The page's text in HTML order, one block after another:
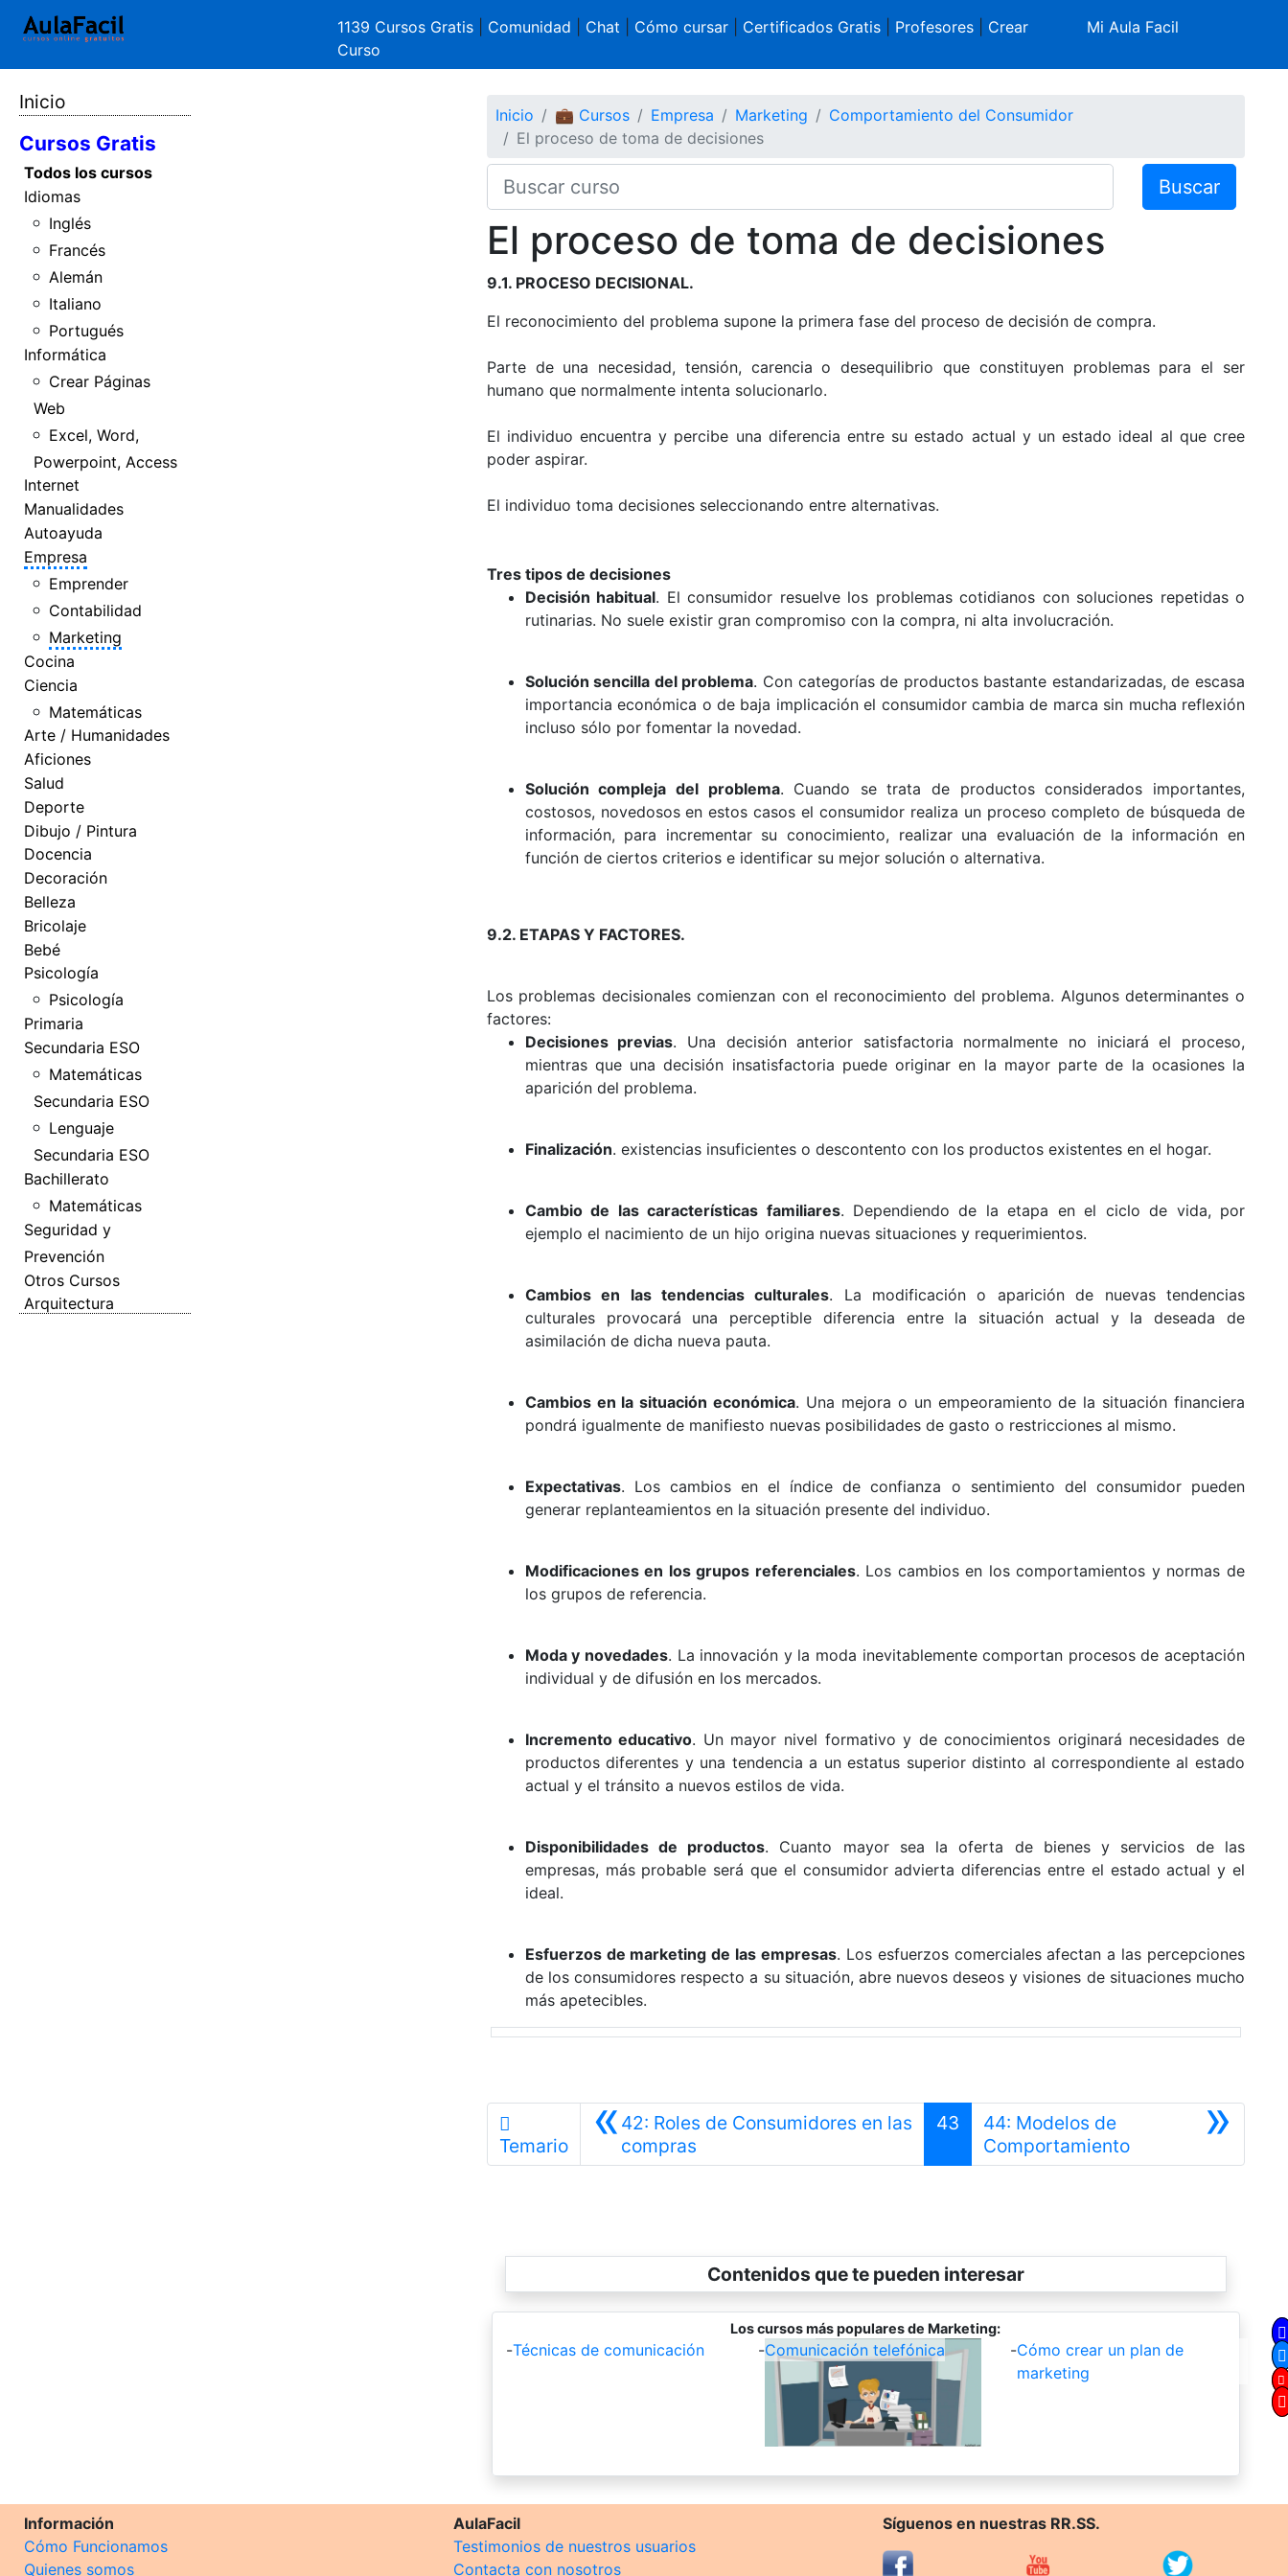
1139 Cursos Gratis Comunidad Chat Cómo cursar| Certificados Gratis| Profesores| Crear
Curso
Mi Aula Facil
Inicio
Cursos Gratis
Todos los cursos
Idiomas
Inglés
Francés
Alemán
Italiano
Portugués
Informática
Crear Páginas
Web
Excel, Word,
Powerpoint, Access
Internet
Manualidades
Autoayuda
Empresa
Emprender
Contabilidad
Marketing
Cocina
Ciencia
Matemáticas
Arte / Humanidades
Aficiones
Salud
Deporte
Dibujo / Pintura
Docencia
Decoración
Belleza
Bricolaje
Bebé
Psicología
Psicología
Primaria
Secundaria ESO
Matemáticas
Secundaria ESO
Lenguaje
Secundaria ESO
Bachillerato
Matemáticas
Seguridad y
Prevención
Otros Cursos
Arquitectura
Inicio 💼 Cursos Empresa Marketing
Comportamiento del Consumidor
El proceso de toma de decisiones
Buscar
El proceso de toma de decisiones
9.1. PROCESO DECISIONAL.
El reconocimiento del problema supone la primera fase del proceso de decisión de compra.
Parte de una necesidad, tensión, carencia o desequilibrio que constituyen problemas para el ser
humano que normalmente intenta solucionarlo.
El individuo encuentra y percibe una diferencia entre su estado actual y un estado ideal al que cree
poder aspirar.
El individuo toma decisiones seleccionando entre alternativas.
Tres tipos de decisiones
Decisión habitual. El consumidor resuelve los problemas cotidianos con soluciones repetidas o
rutinarias. No suele existir gran compromiso con la compra, ni alta involucración.
Solución sencilla del problema. Con categorías de productos bastante estandarizadas, de escasa
importancia económica o de baja implicación el consumidor cambia de marca sin mucha reflexión
incluso sólo por fomentar la novedad.
Solución compleja del problema. Cuando se trata de productos considerados importantes,
costosos, novedosos en estos casos el consumidor realiza un proceso completo de búsqueda de
información, para incrementar su conocimiento, realizar una evaluación de la información en
función de ciertos criterios e identificar su mejor solución o alternativa.
9.2. ETAPAS Y FACTORES.
Los problemas decisionales comienzan con el reconocimiento del problema. Algunos determinantes o
factores:
Decisiones previas. Una decisión anterior satisfactoria normalmente no iniciará el proceso,
mientras que una decisión insatisfactoria puede originar en la mayor parte de la ocasiones la
aparición del problema.
Finalización. existencias insuficientes o descontento con los productos existentes en el hogar.
Cambio de las características familiares. Dependiendo de la etapa en el ciclo de vida, por
ejemplo el nacimiento de un hijo origina nuevas situaciones y requerimientos.
Cambios en las tendencias culturales. La modificación o aparición de nuevas tendencias
culturales provocará una perceptible diferencia entre la situación actual y la deseada de
asimilación de dicha nueva pauta.
Cambios en la situación económica. Una mejora o un empeoramiento de la situación financiera
pondrá igualmente de manifiesto nuevas posibilidades de gasto o restricciones al mismo.
Expectativas. Los cambios en el índice de confianza o sentimiento del consumidor pueden
generar replanteamientos en la situación presente del individuo.
Modificaciones en los grupos referenciales. Los cambios en los comportamientos y normas de
los grupos de referencia.
Moda y novedades. La innovación y la moda inevitablemente comportan procesos de aceptación
individual y de difusión en los mercados.
Incremento educativo. Un mayor nivel formativo y de conocimientos originará necesidades de
productos diferentes y una tendencia a un estatus superior distinto al correspondiente al estado
actual y el tránsito a nuevos estilos de vida.
Disponibilidades de productos. Cuanto mayor sea la oferta de bienes y servicios de las
empresas, más probable será que el consumidor advierta diferencias entre el estado actual y el
ideal.
Esfuerzos de marketing de las empresas. Los esfuerzos comerciales afectan a las percepciones
de los consumidores respecto a su situación, abre nuevos deseos y visiones de situaciones mucho
más apetecibles.
Temario «42: Roles de Consumidores en las
comprasAnterior
43 »
44: Modelos de
ComportamientoSiguiente
Contenidos que te pueden interesar
Los cursos más populares de Marketing:
-Técnicas de comunicación -Comunicación telefónica -Cómo crear un plan de
marketing
Información
Cómo Funcionamos
Quienes somos
AulaFacil
Testimonios de nuestros usuarios
Contacta con nosotros
Síguenos en nuestras RR.SS.